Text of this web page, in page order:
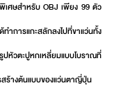
เศษสำหรับ OBJ เพียง 99 ตัว
ำการแกะสลักลงไปที่ขาแว่นทั้ง
หัวตะปูหกเหลี่ยมแบบโบราณที่
สร้างต้นแบบของแว่นตาญี่ปุ่น